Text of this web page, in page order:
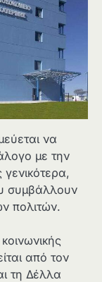
να
με την
γενικότερα,
συμβάλλουν
πολιτών.
από τον
τη Δέλλα